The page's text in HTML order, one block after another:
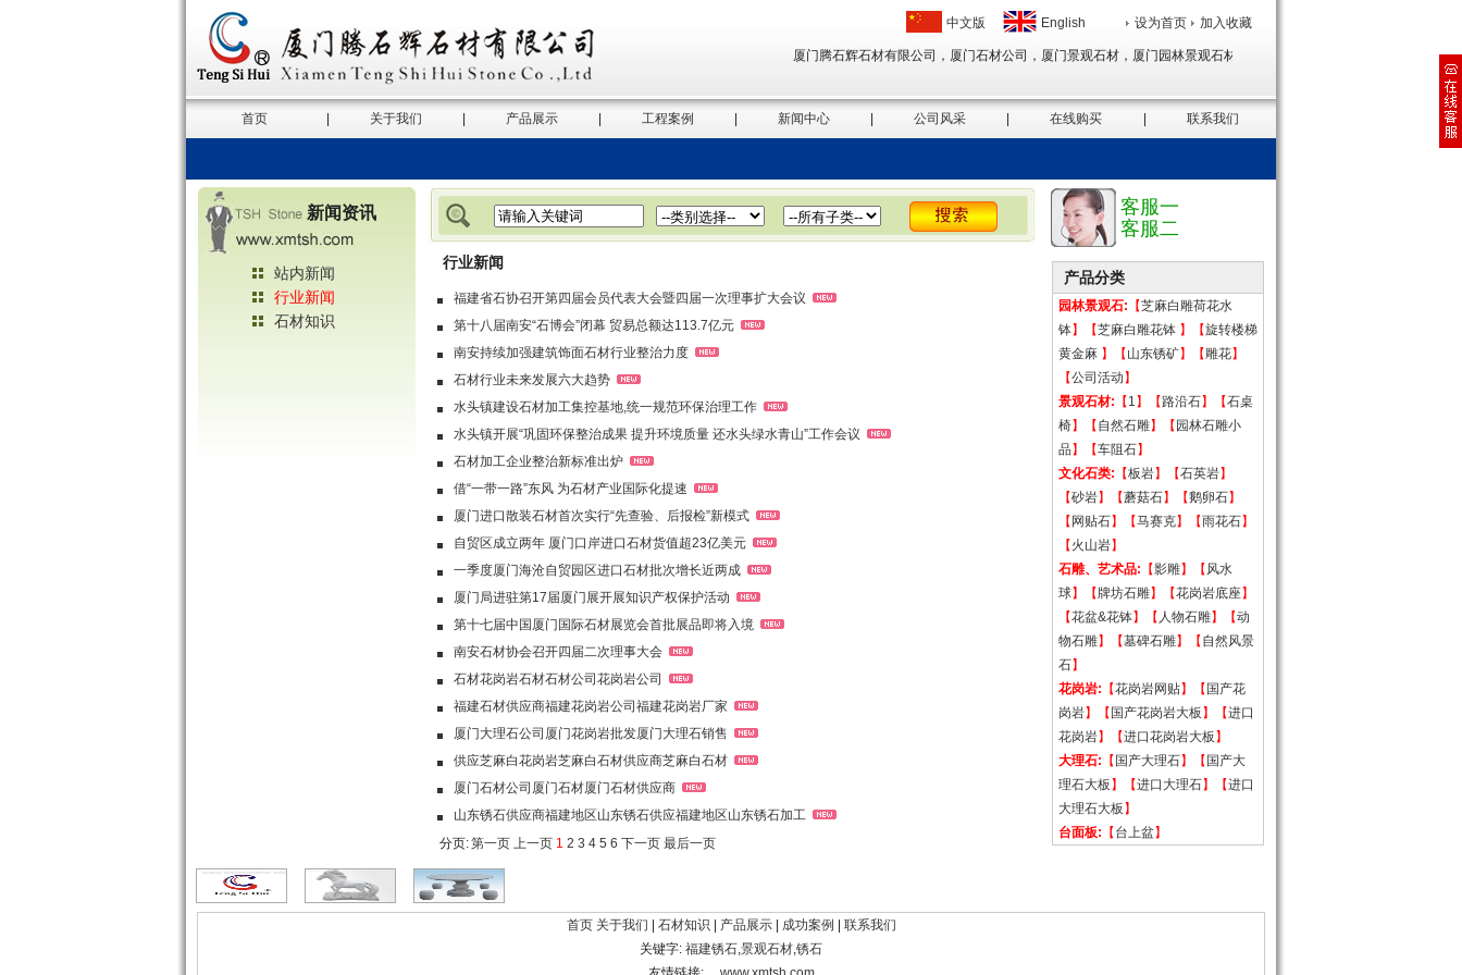
中文版 English 设为首页 加入收藏
厦门腾石辉石材有限公司，厦门石材公司，厦门景观石材，厦门园林景观石材，厦门外墙干挂石材，厦门地铺石，
首页 关于我们 产品展示 工程案例 新闻中心 公司风采 在线购买 联系我们
新闻资讯
客服一
客服二
站内新闻
行业新闻
石材知识
行业新闻
福建省石协召开第四届会员代表大会暨四届一次理事扩大会议
第十八届南安“石博会”闭幕 贸易总额达113.7亿元
南安持续加强建筑饰面石材行业整治力度
石材行业未来发展六大趋势
水头镇建设石材加工集控基地,统一规范环保治理工作
水头镇开展“巩固环保整治成果 提升环境质量 还水头绿水青山”工作会议
石材加工企业整治新标准出炉
借“一带一路”东风 为石材产业国际化提速
厦门进口散装石材首次实行“先查验、后报检”新模式
自贸区成立两年 厦门口岸进口石材货值超23亿美元
一季度厦门海沧自贸园区进口石材批次增长近两成
厦门局进驻第17届厦门展开展知识产权保护活动
第十七届中国厦门国际石材展览会首批展品即将入境
南安石材协会召开四届二次理事大会
石材花岗岩石材石材公司花岗岩公司
福建石材供应商福建花岗岩公司福建花岗岩厂家
厦门大理石公司厦门花岗岩批发厦门大理石销售
供应芝麻白花岗岩芝麻白石材供应商芝麻白石材
厦门石材公司厦门石材厦门石材供应商
山东锈石供应商福建地区山东锈石供应福建地区山东锈石加工
分页:第一页 上一页 1 2 3 4 5 6 下一页 最后一页
产品分类
园林景观石: 【芝麻白雕荷花水
钵】【芝麻白雕花钵 】【旋转楼梯
黄金麻 】【 山东锈矿】【雕花】
【公司活动 】
景观石材: 【 1 】【路沿石】【石桌
椅】【 自然石雕】【 园林石雕小
品 】【车阻石】
文化石类: 【板岩】【石英岩】
【砂岩】【蘑菇石】【鹅卵石】
【 网贴石】【马赛克】【雨花石】
【 火山岩】
石雕、艺术品: 【影雕】【 风水
球】【 牌坊石雕】【花岗岩底座】
【花盆&花钵】【 人物石雕】【动
物石雕】【墓碑石雕】【 自然风景
石】
花岗岩: 【花岗岩网贴】【 国产花
岗岩】【 国产花岗岩大板 】【进口
花岗岩】【进口花岗岩大板 】
大理石: 【 国产大理石】【 国产大
理石大板 】【进口大理石】【进口
大理石大板 】
台面板: 【 台上盆】
首页 关于我们 石材知识 产品展示| 成功案例
联系我们
关键字: 福建锈石,景观石材,锈石